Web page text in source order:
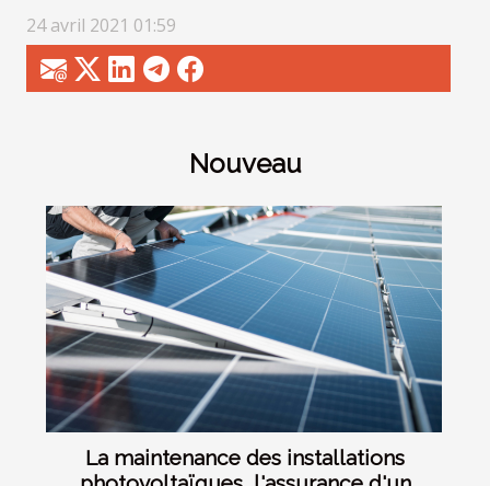
24 avril 2021 01:59
Nouveau
La maintenance des installations